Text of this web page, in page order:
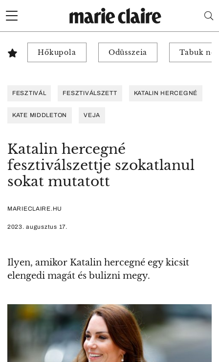
Hőkupola Odüsszeia Tabuk
FESZTIVÁL FESZTIVÁLSZETT KATALIN HERCEGNÉ
KATE MIDDLETON VEJA
Katalin hercegné
fesztiválszettje szokatlanul
sokat mutatott
MARIECLAIRE.HU
2023. augusztus 17.
Ilyen, amikor Katalin hercegné egy kicsit
elengedi magát és bulizni megy.